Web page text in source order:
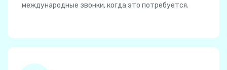
международные звонки, когда это потребуется.